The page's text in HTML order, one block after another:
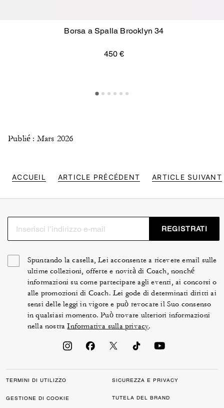
Borsa a Spalla Brooklyn 34
450 €
Publié : Mars 2026
ACCUEIL ARTICLE PRÉCÉDENT ARTICLE SUIVANT
REGISTRATI
Spuntando la casella, Lei acconsente a ricevere email sulle
ultime collezioni, offerte e novità di Coach, nonché
informazioni su come partecipare agli eventi, ai concorsi o
alle promozioni di Coach. Lei gode di determinati diritti ai
sensi delle leggi in vigore e può revocare il Suo consenso
in qualsiasi momento. Può trovare ulteriori informazioni
nella nostraInformativa sulla privacy.
TERMINI DI UTILIZZO SICUREZZA E PRIVACY
GESTIONE DI COOKIE TUTELA DEL BRAND